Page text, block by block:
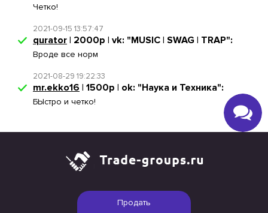
Четко!
2021-09-15 13:57:47
qurator | 2000р | vk: "MUSIС | SWAG | TRAP":
Вроде все норм
2021-08-29 19:22:33
mr.ekko16 | 1500р | ok: "Наука и Техника":
БЫстро и четко!
Продать